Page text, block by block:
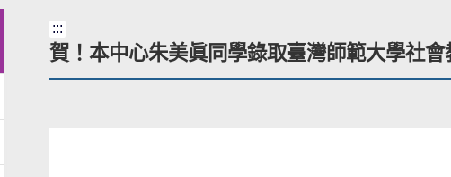
:::
賀！本中心朱美眞同學錄取臺灣師範大學社會